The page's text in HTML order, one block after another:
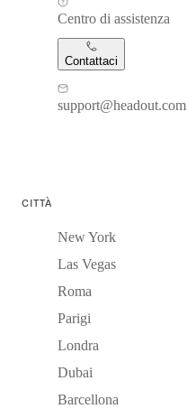
Centro di assistenza
Contattaci
support@headout.com
CITTÀ
New York
Las Vegas
Roma
Parigi
Londra
Dubai
Barcellona